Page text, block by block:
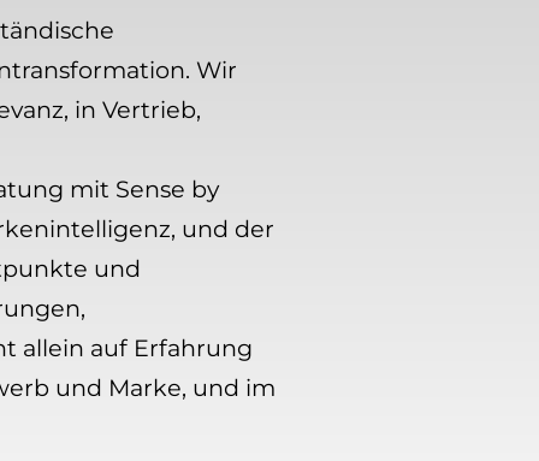
Wir
in Vertrieb,
mit Sense by
und der
und
allein auf Erfahrung
und Marke, und im